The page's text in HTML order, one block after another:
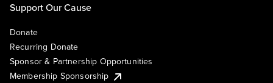
Support Our Cause
Donate
Recurring Donate
Sponsor & Partnership Opportunities
Membership Sponsorship